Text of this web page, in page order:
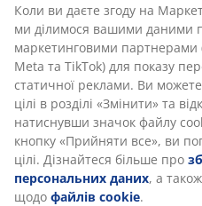
Характеристики
Відгуки
4)
Коли ви даєте згоду на
ми ділимося вашими даними
маркетинговими партнерами
Meta та TikTok) для показу
статичної реклами. Ви
цілі в розділі «Змінити» та
натиснувши значок файлу
кнопку «Прийняти все», ви
цілі. Дізнайтеся більше про
персональних даних, а
щодо файлів cookie.